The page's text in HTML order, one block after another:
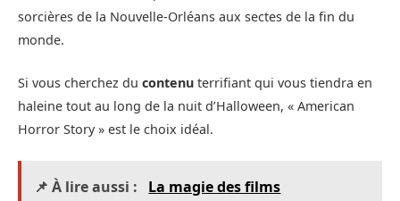
sorcières de la Nouvelle-Orléans aux sectes de la fin du
monde.
Si vous cherchez du contenu terrifiant qui vous tiendra en
haleine tout au long de la nuit d’Halloween, « American
Horror Story » est le choix idéal.
📌 À lire aussi :
La magie des films